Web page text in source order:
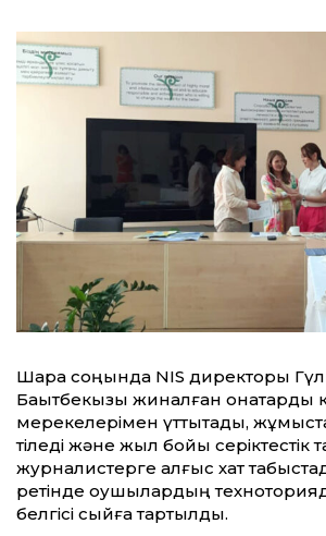
Шара соңында NIS директоры
Бақытбекқызы жиналған қонақтарды
мерекелерімен қүттықтады,
тіледі және жыл бойы
журналистерге алғыс хат
ретінде оқушылардың
белгісі сыйға тартылды.